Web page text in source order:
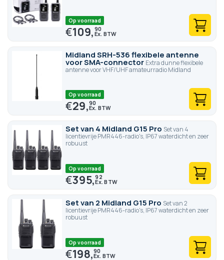
Op voorraad
€109,90
Midland SRH-536 flexibele antenne
voor SMA-connector Extra dunne flexibele
antenne voor VHF/UHF amateurradio Midland
Op voorraad
€29,90
Set van 4 Midland G15 Pro Set van 4
licentievrije PMR446-radio's, IP67 waterdicht en zeer
robuust
Op voorraad
€395,92
Set van 2 Midland G15 Pro Set van 2
licentievrije PMR446-radio's, IP67 waterdicht en zeer
robuust
Op voorraad
€198,90